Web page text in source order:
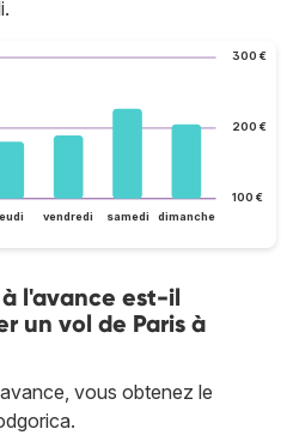
100 €
200 €
300 €
vendredi samedi dimanche
l'avance est-il
un vol de Paris à
vous obtenez le